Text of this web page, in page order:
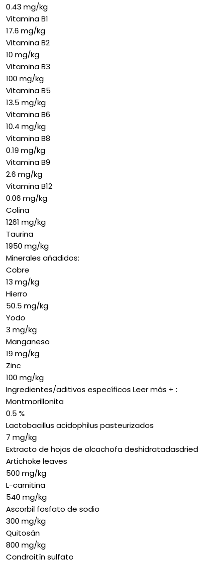
0.43 mg/kg
Vitamina B1
17.6 mg/kg
Vitamina B2
10 mg/kg
Vitamina B3
100 mg/kg
Vitamina B5
13.5 mg/kg
Vitamina B6
10.4 mg/kg
Vitamina B8
0.19 mg/kg
Vitamina B9
2.6 mg/kg
Vitamina B12
0.06 mg/kg
Colina
1261 mg/kg
Taurina
1950 mg/kg
Minerales añadidos:
Cobre
13 mg/kg
Hierro
50.5 mg/kg
Yodo
3 mg/kg
Manganeso
19 mg/kg
Zinc
100 mg/kg
Ingredientes/aditivos específicos Leer más + :
Montmorillonita
0.5 %
Lactobacillus acidophilus pasteurizados
7 mg/kg
Extracto de hojas de alcachofa deshidratadasdried
Artichoke leaves
500 mg/kg
L-carnitina
540 mg/kg
Ascorbil fosfato de sodio
300 mg/kg
Quitosán
800 mg/kg
Condroitín sulfato